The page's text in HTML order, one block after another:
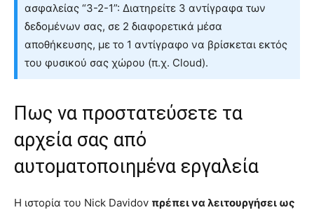
ασφαλείας “3-2-1”: Διατηρείτε 3 αντίγραφα των
δεδομένων σας, σε 2 διαφορετικά μέσα
αποθήκευσης, με το 1 αντίγραφο να βρίσκεται εκτός
του φυσικού σας χώρου (π.χ. Cloud).
Πως να προστατεύσετε τα
αρχεία σας από
αυτοματοποιημένα εργαλεία
Η ιστορία του Nick Davidov πρέπει να λειτουργήσει ως